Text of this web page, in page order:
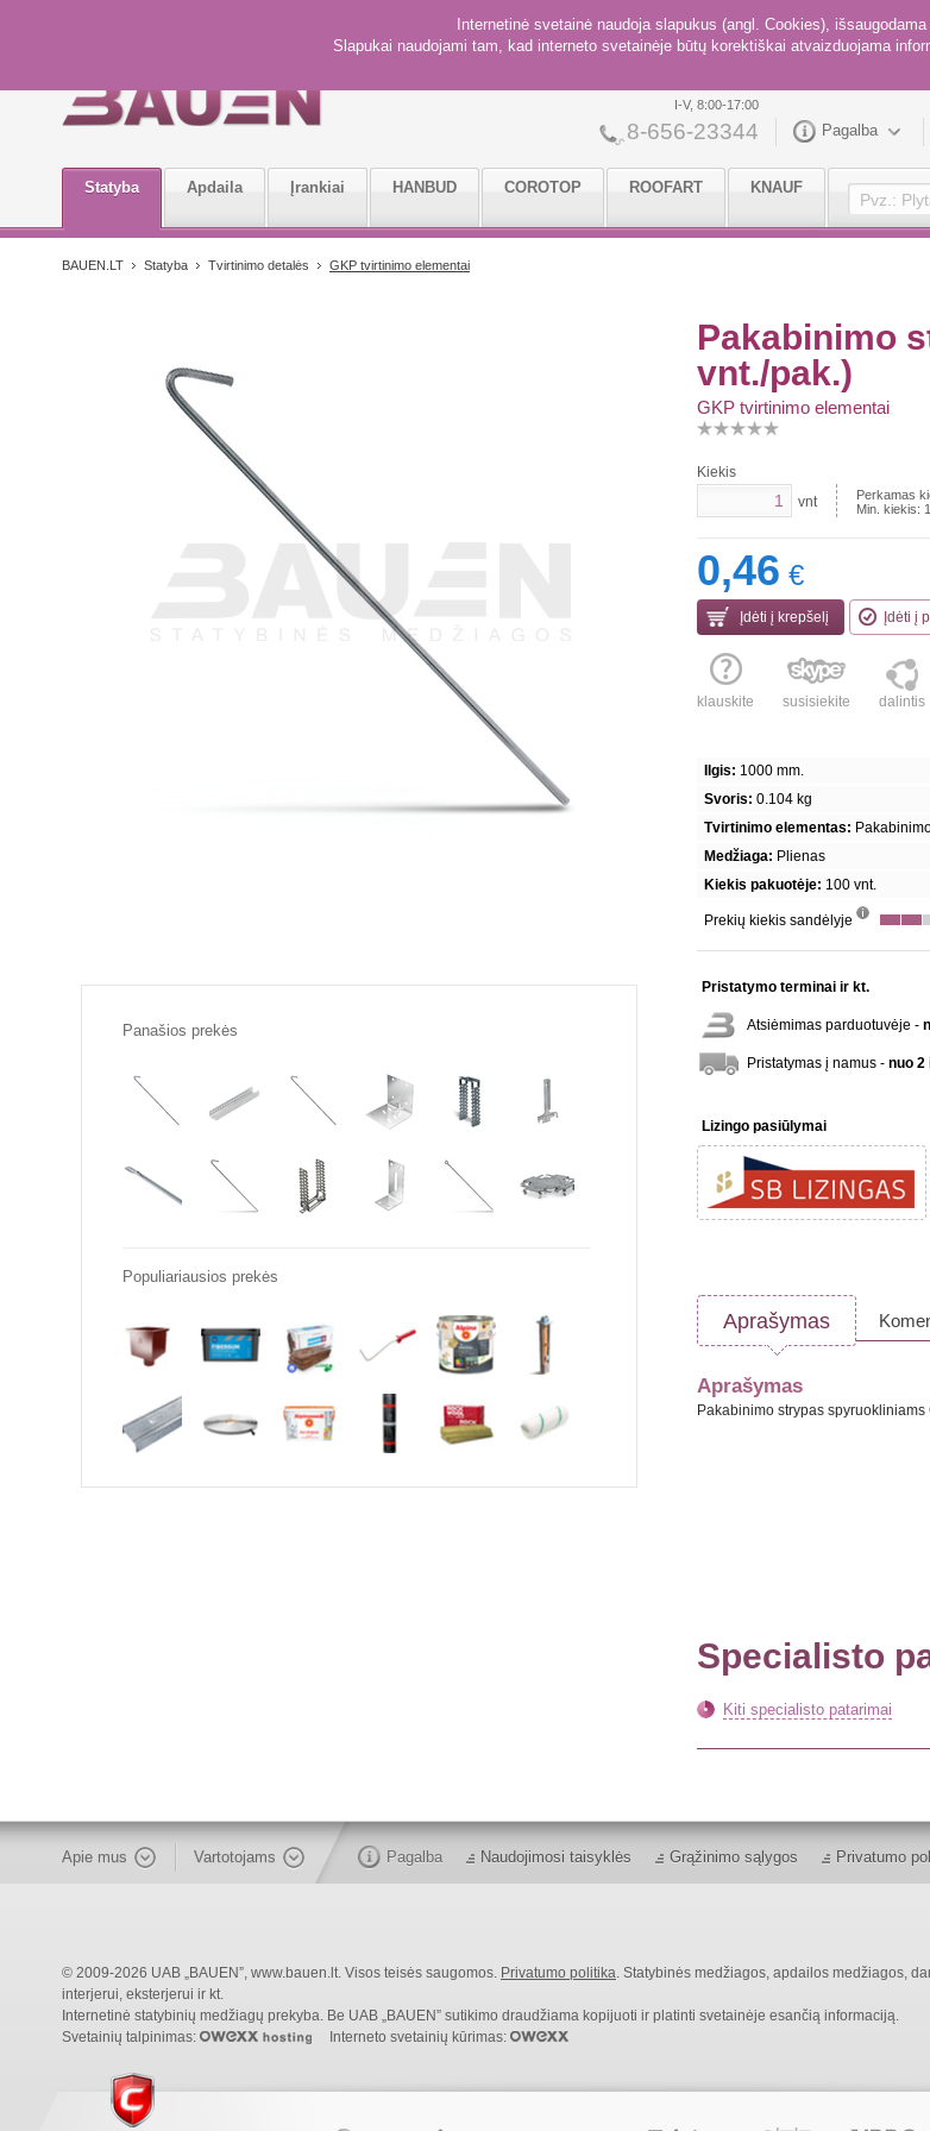
Internetinė svetainė naudoja slapukus (angl. Cookies),
Slapukai naudojami tam, kad interneto svetainėje būtų korektiškai atvaizduojama
I-V, 8:00-17:00
8-656-23344 Pagalba
Statyba Apdaila Įrankiai HANBUD COROTOP ROOFART KNAUF
BAUEN.LT Statyba Tvirtinimo detalės GKP tvirtinimo elementai
Pakabinimo
vnt./pak.)
GKP tvirtinimo elementai
Kiekis
vnt
Perkamas
Min. kiekis:
0,46 €
Įdėti į krepšelį Įdėti į
klauskite susisiekite dalintis
Ilgis: 1000 mm.
Svoris: 0.104 kg
Tvirtinimo elementas:
Medžiaga: Plienas
Kiekis pakuotėje: 100 vnt.
Prekių kiekis sandėlyje
Pristatymo terminai ir kt.
Atsiėmimas parduotuvėje -
Pristatymas į namus - nuo 2
Lizingo pasiūlymai
Aprašymas
Aprašymas
Pakabinimo strypas
Specialisto
Kiti specialisto patarimai
Panašios prekės
Populiariausios prekės
Apie mus Vartotojams Pagalba Naudojimosi taisyklės Grąžinimo sąlygos Privatumo
© 2009-2026 UAB „BAUEN”, www.bauen.lt. Visos teisės saugomos. Privatumo politika. Statybinės medžiagos, apdailos medžiagos,
interjerui, eksterjerui ir kt.
Internetinė statybinių medžiagų prekyba. Be UAB „BAUEN” sutikimo draudžiama kopijuoti ir platinti svetainėje esančią informaciją.
Svetainių talpinimas:
Interneto svetainių kūrimas: